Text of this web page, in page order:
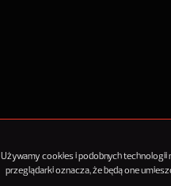
Używamy cookies i podobnych technologii
przeglądarki oznacza, że będą one